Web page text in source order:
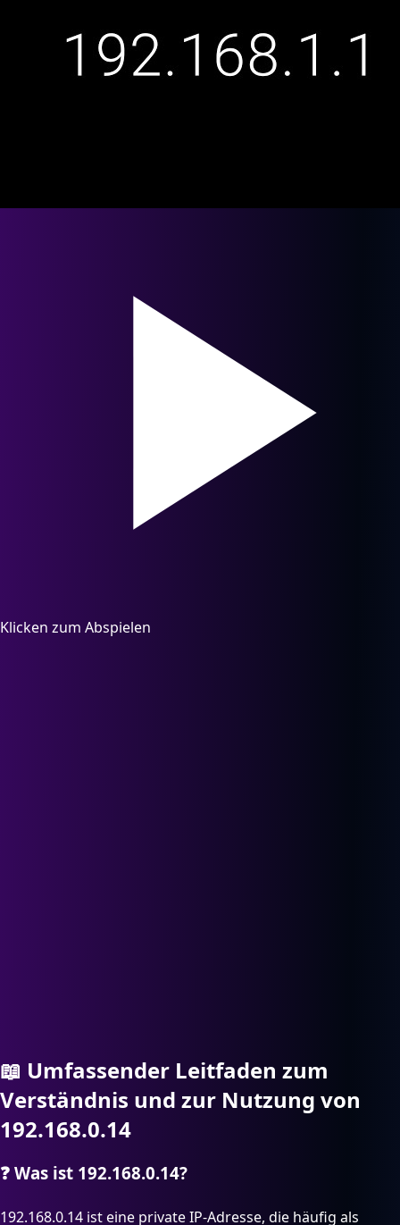
Klicken zum Abspielen
📖 Umfassender Leitfaden zum
Verständnis und zur Nutzung von
192.168.0.14
❓ Was ist 192.168.0.14?
192.168.0.14 ist eine private IP-Adresse, die häufig als